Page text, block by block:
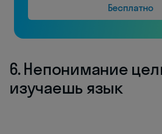
Бесплатно
6. Непонимание
изучаешь язык